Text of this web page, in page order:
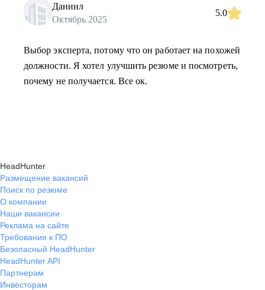
Даниил
Октябрь 2025
5.0
Выбор эксперта, потому что он работает на похожей
должности. Я хотел улучшить резюме и посмотреть,
почему не получается. Все ок.
HeadHunter
Размещение вакансий
Поиск по резюме
О компании
Наши вакансии
Реклама на сайте
Требования к ПО
Безопасный HeadHunter
HeadHunter API
Партнерам
Инвесторам